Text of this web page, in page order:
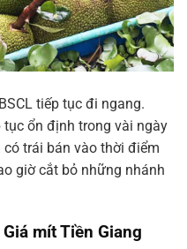
tiếp tục đi ngang.
ổn định trong vài ngày
trái bán vào thời điểm
giờ cắt bỏ những nhánh
mít Tiền Giang